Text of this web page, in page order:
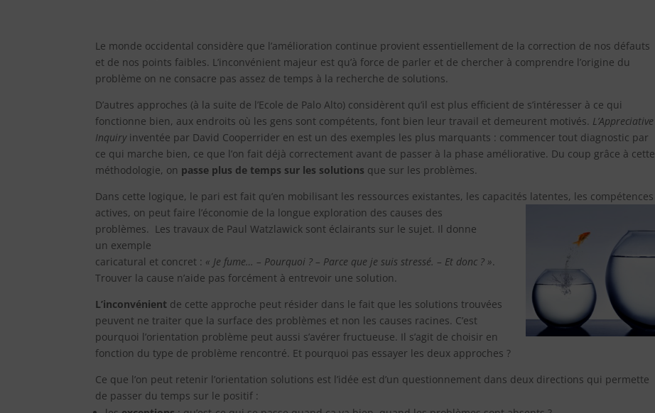
Le monde occidental considère que l’amélioration continue provient essentiellement de la correction de nos défauts
et de nos points faibles. L’inconvénient majeur est qu’à force de parler et de chercher à comprendre l’origine du
problème on ne consacre pas assez de temps à la recherche de solutions.
D’autres approches (à la suite de l’Ecole de Palo Alto) considèrent qu’il est plus efficient de s’intéresser à ce qui
fonctionne bien, aux endroits où les gens sont compétents, font bien leur travail et demeurent motivés. L’Appreciative
Inquiryinventée par David Cooperrider en est un des exemples les plus marquants : commencer tout diagnostic par
ce qui marche bien, ce que l’on fait déjà correctement avant de passer à la phase améliorative. Du coup grâce à cette
méthodologie, on passe plus de temps sur les solutions que sur les problèmes.
Dans cette logique, le pari est fait qu’en mobilisant les ressources existantes, les capacités latentes, les compétences
actives, on peut faire l’économie de la longue exploration des causes des
problèmes. Les travaux de Paul Watzlawick sont éclairants sur le sujet. Il donne
un exemple
caricatural et concret : « Je fume… – Pourquoi ? – Parce que je suis stressé. – Et donc ? ».
Trouver la cause n’aide pas forcément à entrevoir une solution.
L’inconvénient de cette approche peut résider dans le fait que les solutions trouvées
peuvent ne traiter que la surface des problèmes et non les causes racines. C’est
pourquoi l’orientation problème peut aussi s’avérer fructueuse. Il s’agit de choisir en
fonction du type de problème rencontré. Et pourquoi pas essayer les deux approches ?
Ce que l’on peut retenir l’orientation solutions est l’idée est d’un questionnement dans deux directions qui permette
de passer du temps sur le positif :